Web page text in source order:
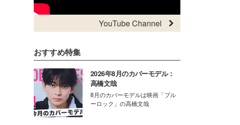
YouTube Channel
おすすめ特集
2026年8月のカバーモデル：
高橋文哉
8月のカバーモデルは映画「ブル
ーロック」の高橋文哉